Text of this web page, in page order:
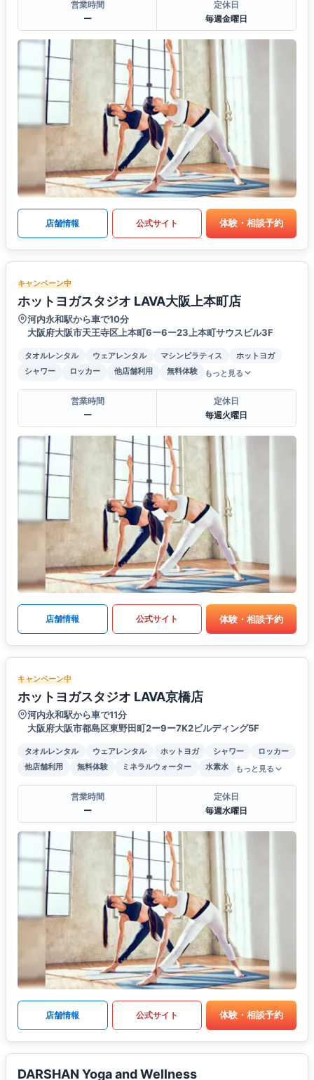
営業時間
ー
定休日
毎週金曜日
店舗情報 公式サイト 体験・相談予約
キャンペーン中
ホットヨガスタジオ LAVA大阪上本町店
河内永和駅から車で10分
大阪府大阪市天王寺区上本町6ー6ー23上本町サウスビル3F
タオルレンタル ウェアレンタル マシンピラティス
ホットヨガ
シャワー
ロッカー 他店舗利用 無料体験 もっと見る
営業時間
ー
定休日
毎週火曜日
店舗情報 公式サイト 体験・相談予約
キャンペーン中
ホットヨガスタジオ LAVA京橋店
河内永和駅から車で11分
大阪府大阪市都島区東野田町2ー9ー7K2ビルディング5F
タオルレンタル ウェアレンタル ホットヨガ シャワー
ロッカー
他店舗利用
無料体験 ミネラルウォーター 水素水 もっと見る
営業時間
ー
定休日
毎週水曜日
店舗情報 公式サイト 体験・相談予約
DARSHAN Yoga and Wellness